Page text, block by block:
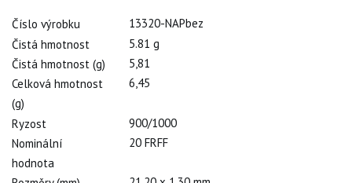
Číslo výrobku
13320-NAPbez
Čistá hmotnost
5.81 g
Čistá hmotnost (g)
5,81
Celková hmotnost
(g)
6,45
Ryzost
900/1000
Nominální
hodnota
20 FRFF